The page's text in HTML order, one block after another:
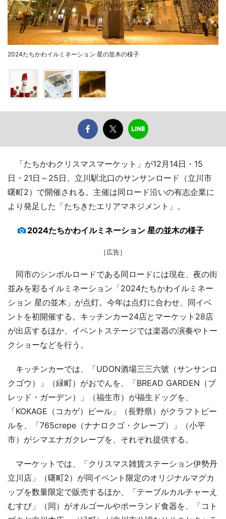
2024たちかわイルミネーション 星の並木の様子
「たちかわクリスマスマーケット」が12月14日・15
日・21日～25日、立川駅北口のサンサンロード（立川市
曙町2）で開催される。主催は同ロード沿いの有志企業に
より発足した「たちきたエリアマネジメント」。
2024たちかわイルミネーション 星の並木の様子
［広告］
同市のシンボルロードである同ロードには現在、夜の街
並みを彩るイルミネーション「2024たちかわイルミネー
ション 星の並木」が点灯。今年は点灯に合わせ、同イベ
ントを初開催する。キッチンカー24店とマーケット28店
が出店するほか、イベントステージでは楽器の演奏やトー
クショーなどを行う。
キッチンカーでは、「UDON酒場三三六號（サンサンロ
クゴウ）」（緑町）がおでんを、「BREAD GARDEN（ブ
レッド・ガーデン）」（福生市）が福生ドッグを、
「KOKAGE（コカゲ）ビール」（長野県）がクラフトビー
ルを、「765crepe（ナナロクゴ・クレープ）」（小平
市）がシマエナガクレープを、それぞれ提供する。
マーケットでは、「クリスマス雑貨ステーション伊勢丹
立川店」（曙町2）が同イベント限定のオリジナルマグカ
ップを数量限定で販売するほか、「テーブルカルチャーえ
むすび」（同）がオルゴールやポーランド食器を、「コト